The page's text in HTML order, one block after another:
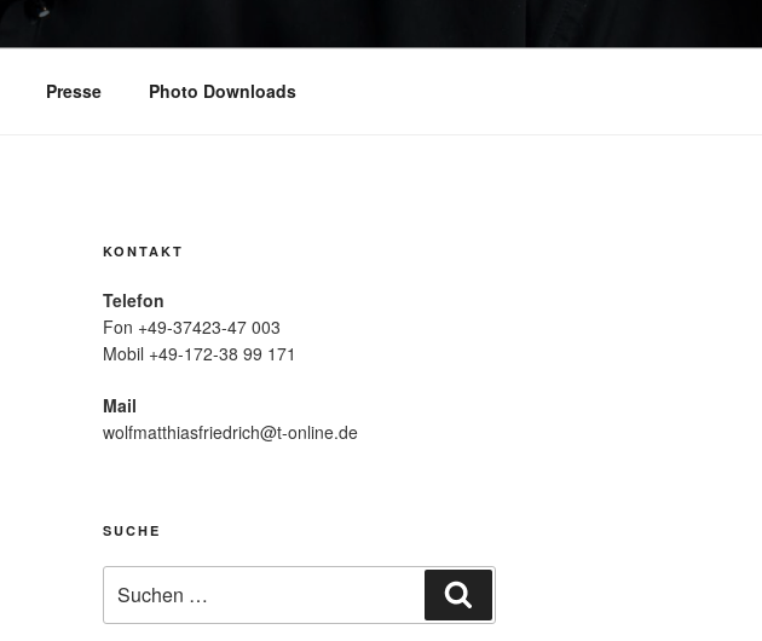
Presse Photo Downloads
KONTAKT
Telefon
Fon +49-37423-47 003
Mobil +49-172-38 99 171
Mail
wolfmatthiasfriedrich@t-online.de
SUCHE
nach: